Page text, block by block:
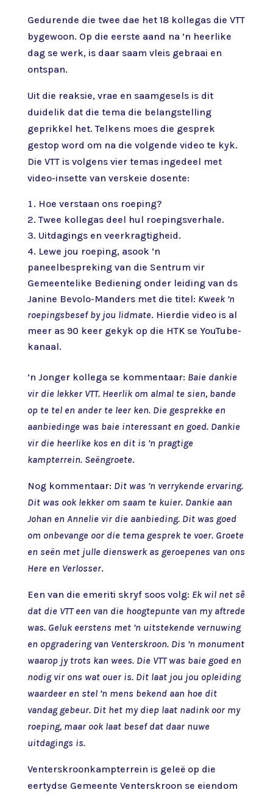
Gedurende die twee dae het 18 kollegas die VTT
bygewoon. Op die eerste aand na ’n heerlike
dag se werk, is daar saam vleis gebraai en
ontspan.
Uit die reaksie, vrae en saamgesels is dit
duidelik dat die tema die belangstelling
geprikkel het. Telkens moes die gesprek
gestop word om na die volgende video te kyk.
Die VTT is volgens vier temas ingedeel met
video-insette van verskeie dosente:
Hoe verstaan ons roeping?
Twee kollegas deel hul roepingsverhale.
Uitdagings en veerkragtigheid.
Lewe jou roeping, asook ’n
paneelbespreking van die Sentrum vir
Gemeentelike Bediening onder leiding van ds
Janine Bevolo-Manders met die titel: Kweek ’n
roepingsbesef by jou lidmate. Hierdie video is al
meer as 90 keer gekyk op die HTK se YouTube-
kanaal.
’n Jonger kollega se kommentaar: Baie dankie
vir die lekker VTT. Heerlik om almal te sien, bande
op te tel en ander te leer ken. Die gesprekke en
aanbiedinge was baie interessant en goed. Dankie
vir die heerlike kos en dit is ’n pragtige
kampterrein. Seëngroete.
Nog kommentaar: Dit was ’n verrykende ervaring.
Dit was ook lekker om saam te kuier. Dankie aan
Johan en Annelie vir die aanbieding. Dit was goed
om onbevange oor die tema gesprek te voer. Groete
en seën met julle dienswerk as geroepenes van ons
Here en Verlosser.
Een van die emeriti skryf soos volg: Ek wil net sê
dat die VTT een van die hoogtepunte van my aftrede
was. Geluk eerstens met ’n uitstekende vernuwing
en opgradering van Venterskroon. Dis ’n monument
waarop jy trots kan wees. Die VTT was baie goed en
nodig vir ons wat ouer is. Dit laat jou jou opleiding
waardeer en stel ’n mens bekend aan hoe dit
vandag gebeur. Dit het my diep laat nadink oor my
roeping, maar ook laat besef dat daar nuwe
uitdagings is.
Venterskroonkampterrein is geleë op die
eertydse Gemeente Venterskroon se eiendom